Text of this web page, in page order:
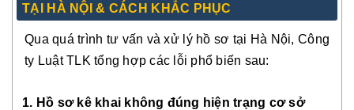
TẠI HÀ NỘI & CÁCH KHẮC PHỤC
Qua quá trình tư vấn và xử lý hồ sơ tại Hà Nội, Công
ty Luật TLK tổng hợp các lỗi phổ biến sau:
1. Hồ sơ kê khai không đúng hiện trạng cơ sở